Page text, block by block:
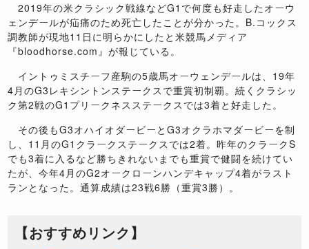
2019年の米クラシック戦線などG1で何度も好走したオーウ
ェンデールが疝痛のため死亡したことが分かった。B.コックス
調教師が現地11日に明らかにしたと米競馬メディア
『bloodhorse.com』が報じている。
イントゥミスチーフ産駒の5歳馬オーウェンデールは、19年
4月のG3レキシントンステークスで重賞初制覇。続くクラシッ
ク第2戦のG1プリークネスステークスでは3着と好走した。
その後もG3オハイオダービーとG3オクラホマダービーを制
し、11月のG1クラークステークスでは2着。昨年のクラークS
でも3着に入るなど勝ちきれないまでも重賞で健闘を続けてい
たが、今年4月のG2オークローンハンデキャップ4着がラスト
ランとなった。通算成績は23戦6勝（重賞3勝）。
【おすすめリンク】